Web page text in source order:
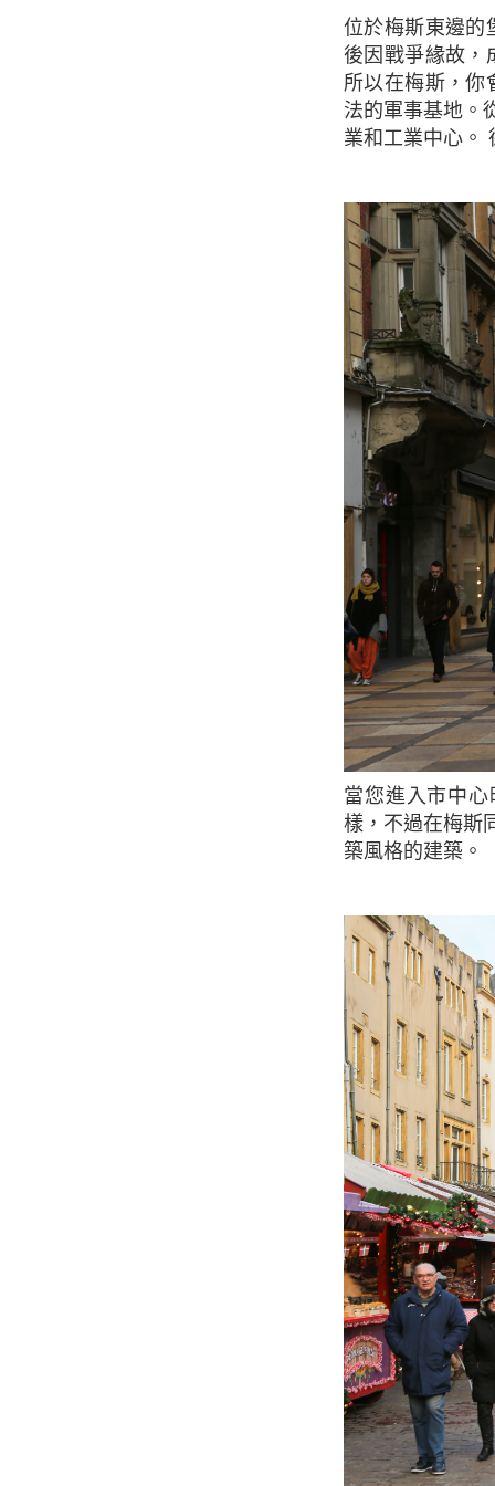
位於梅斯東邊的堡壘大門。 梅斯接近德國和盧森堡，於1552年成為法國的一部分，不過之
後因戰爭緣故，
所以在梅斯，你
法的軍事基地。
業和工業中心。
當您進入市中心時，將會發現現代化的梅斯。 這裡有許多購物中心就和其他歐洲城市一
樣，不過在梅斯
築風格的建築。